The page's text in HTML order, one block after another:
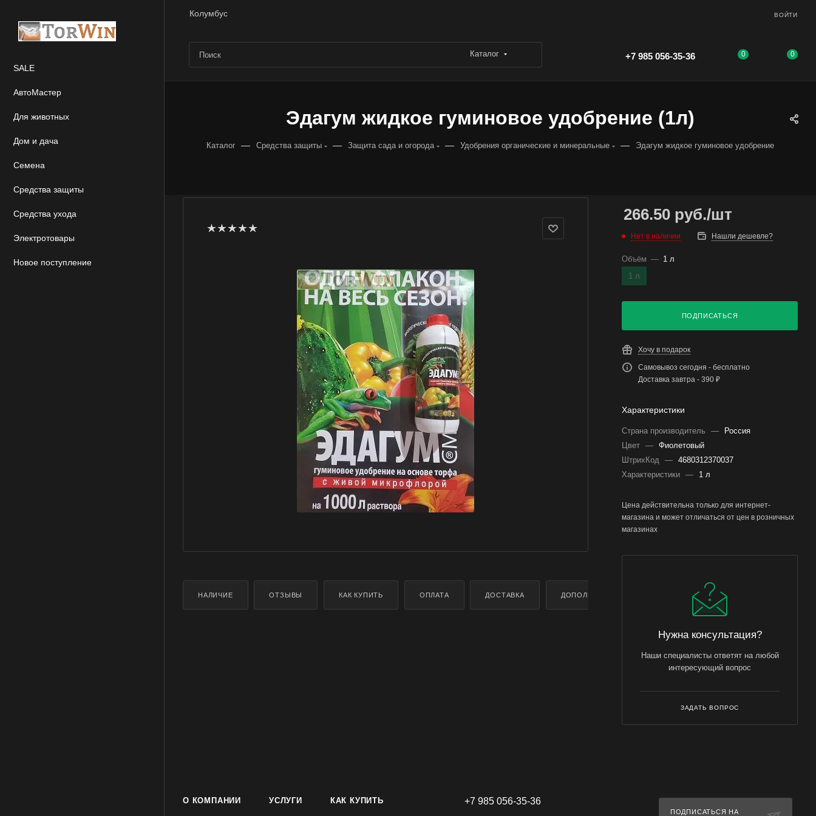
Колумбус ВОЙТИ
Каталог +7 985 056-35-36 0 0
SALE
АвтоМастер
Для животных
Дом и дача
Семена
Средства защиты
Средства ухода
Электротовары
Новое поступление
Эдагум жидкое гуминовое удобрение (1л)
Каталог — Средства защиты — Защита сада и огорода — Удобрения органические и минеральные — Эдагум жидкое гуминовое удобрение
НАЛИЧИЕ ОТЗЫВЫ КАК КУПИТЬ ОПЛАТА ДОСТАВКА ДОПОЛНИТЕЛЬНО
266.50 руб./шт
Нет в наличии Нашли дешевле?
Объём — 1 л
1 л
ПОДПИСАТЬСЯ
Хочу в подарок
Самовывоз сегодня - бесплатно
Доставка завтра - 390 ₽
Характеристики
Страна производитель —
Россия
Цвет — Фиолетовый
ШтрихКод — 4680312370037
Характеристики — 1 л
Цена действительна только для интернет-
магазина и может отличаться от цен в розничных
магазинах
Нужна консультация?
Наши специалисты ответят на любой
интересующий вопрос
ЗАДАТЬ ВОПРОС
О КОМПАНИИ УСЛУГИ КАК КУПИТЬ +7 985 056-35-36
ПОДПИСАТЬСЯ НА